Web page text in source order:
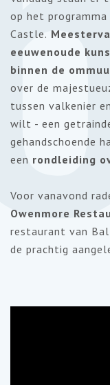
op het
Castle.
eeuwenoude
binnen de
over de
tussen valkenier
wilt - een
gehandschoende
een rondleiding
Voor vanavond
Owenmore
restaurant van
de prachtig